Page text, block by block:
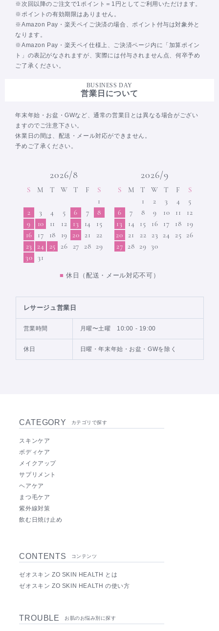
※次回以降のご注文で1ポイント＝1円としてご利用いただけます。
※ポイントの有効期限はありません。
※Amazon Pay・楽天ペイご決済の場合、ポイント付与は対象外と
なります。
※Amazon Pay・楽天ペイ仕様上、ご決済ページ内に「加算ポイン
ト」の表記がなされますが、実際には付与されません点、何卒予め
ご了承ください。
BUSINESS DAY
営業日について
年末年始・お盆・GWなど、通常の営業日とは異なる場合がござい
ますのでご注意下さい。
休業日の間は、配送・メール対応ができません。
予めご了承ください。
2026/8
S M T W T F
S
1
2
3 4 5 6 7
8
9
10 11 12 13 14
15
16
17 18 19 20 21
22
23
24 25 26 27 28 29
30
31
2026/9
S M T W T F
S
1
2 3 4
5
6
7 8 9 10 11
12
13
14 15 16 17 18
19
20
21 22 23 24 25 26
27 28 29 30
■ 休日（配送・メール対応不可）
レサージュ営業日
営業時間 月曜〜土曜 10:00 - 19:00
休日 日曜・年末年始・お盆・GWを除く
CATEGORY カテゴリで探す
スキンケア
ボディケア
メイクアップ
サプリメント
ヘアケア
まつ毛ケア
紫外線対策
飲む日焼け止め
CONTENTS コンテンツ
ゼオスキン ZO SKIN HEALTH とは
ゼオスキン ZO SKIN HEALTH の使い方
TROUBLE お肌のお悩み別に探す